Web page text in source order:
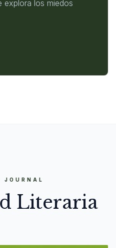
explora los miedos
JOURNAL
Literaria